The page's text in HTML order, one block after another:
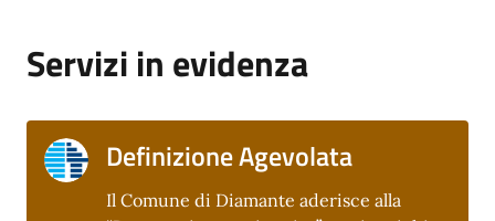
Servizi in evidenza
Definizione Agevolata
Il Comune di Diamante aderisce alla